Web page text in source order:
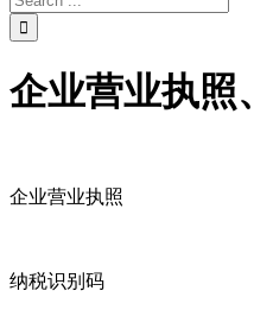
企业营业执照
企业营业执照
纳税识别码